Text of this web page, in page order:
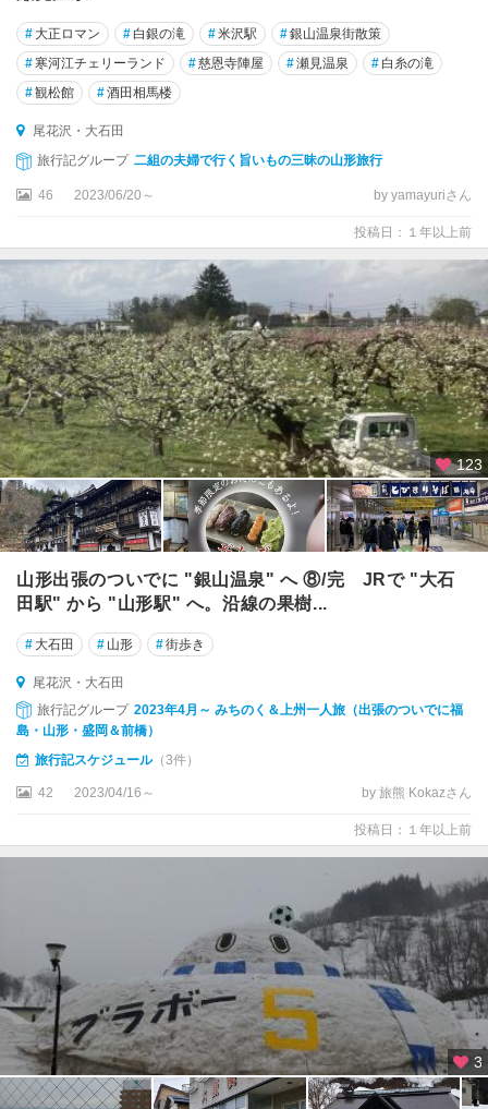
石
田
月
・
朝
日
・
河
北
上
山
・
赤
湯
・
長
井
米
・
元
台
新
・
田
海
# 大正ロマン # 白銀の滝 #米沢駅 #銀山温泉街散策
#寒河江チェリーランド #慈恩寺陣屋 #瀬見温泉 # 白糸の滝
#観松館 #酒田相馬楼
尾花沢・大石田
旅行記グループ 二組の夫婦で行く旨いもの三昧の山形旅行
46 2023/06/20～ by yamayuriさん
投稿日：１年以上前
123
山形出張のついでに "銀山温泉" へ ⑧/完 JRで "大石
田駅" から "山形駅" へ。沿線の果樹...
# 大石田 # 山形 #街歩き
尾花沢・大石田
旅行記グループ 2023年4月～ みちのく＆上州一人旅（出張のついでに福
島・山形・盛岡＆前橋）
旅行記スケジュール（3件）
42 2023/04/16～ by 旅熊 Kokazさん
投稿日：１年以上前
3